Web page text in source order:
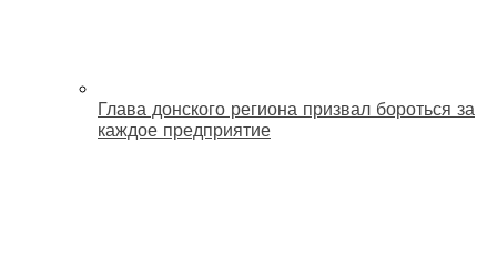
Глава донского региона призвал бороться за
каждое предприятие